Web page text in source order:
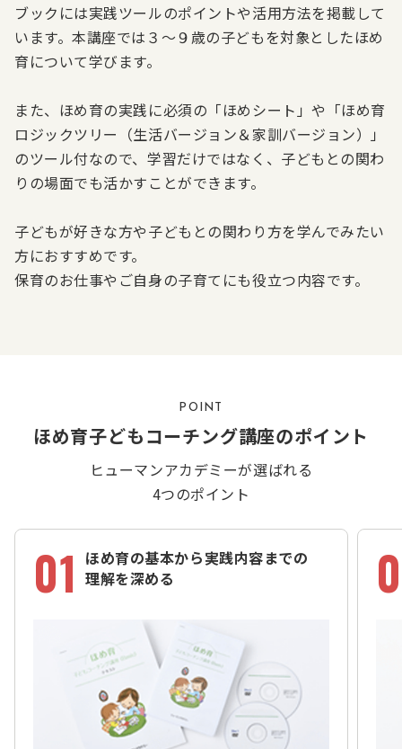
ブックには実践ツールのポイントや活用方法を掲載して
います。本講座では３～９歳の子どもを対象としたほめ
育について学びます。
また、ほめ育の実践に必須の「ほめシート」や「ほめ育
ロジックツリー（生活バージョン＆家訓バージョン）」
のツール付なので、学習だけではなく、子どもとの関わ
りの場面でも活かすことができます。
子どもが好きな方や子どもとの関わり方を学んでみたい
方におすすめです。
保育のお仕事やご自身の子育てにも役立つ内容です。
POINT
ほめ育子どもコーチング講座のポイント
ヒューマンアカデミーが選ばれる
4つのポイント
01
ほめ育の基本から実践内容までの
理解を深める